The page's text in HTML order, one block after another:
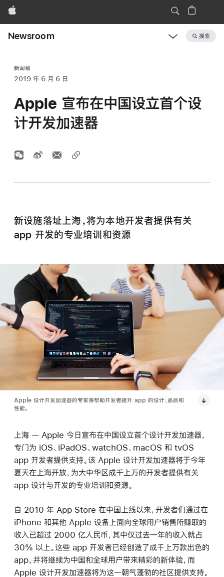
Apple
Newsroom 搜索
新闻稿
2019 年 6 月 6 日
Apple 宣布在中国设立首个设
计开发加速器
新设施落址上海，将为本地开发者提供有关
app 开发的专业培训和资源
Apple 设计开发加速器的专家将帮助开发者提升 app 的设计、品质和
性能。
上海 — Apple 今日宣布在中国设立首个设计开发加速器，
专门为 iOS、iPadOS、watchOS、macOS 和 tvOS
app 开发者提供支持。该 Apple 设计开发加速器将于今年
夏天在上海开放，为大中华区成千上万的开发者提供有关
app 设计与开发的专业培训和资源。
自 2010 年 App Store 在中国上线以来，开发者们通过在
iPhone 和其他 Apple 设备上面向全球用户销售所赚取的
收入已超过 2000 亿人民币，其中仅过去一年的收入就占
30% 以上。这些 app 开发者已经创造了成千上万款出色的
app，并将继续为中国和全球用户带来精彩的新体验，而
Apple 设计开发加速器将为这一朝气蓬勃的社区提供支持。